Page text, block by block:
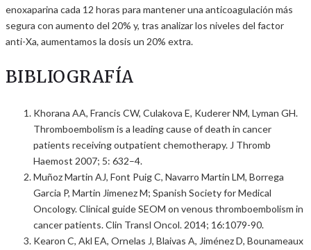
enoxaparina cada 12 horas para mantener una anticoagulación más
segura con aumento del 20% y, tras analizar los niveles del factor
anti-Xa, aumentamos la dosis un 20% extra.
BIBLIOGRAFÍA
Khorana AA, Francis CW, Culakova E, Kuderer NM, Lyman GH.
Thromboembolism is a leading cause of death in cancer
patients receiving outpatient chemotherapy. J Thromb
Haemost 2007; 5: 632–4.
Muñoz Martin AJ, Font Puig C, Navarro Martin LM, Borrega
Garcia P, Martin Jimenez M; Spanish Society for Medical
Oncology. Clinical guide SEOM on venous thromboembolism in
cancer patients. Clin Transl Oncol. 2014; 16:1079-90.
Kearon C, Akl EA, Ornelas J, Blaivas A, Jiménez D, Bounameaux